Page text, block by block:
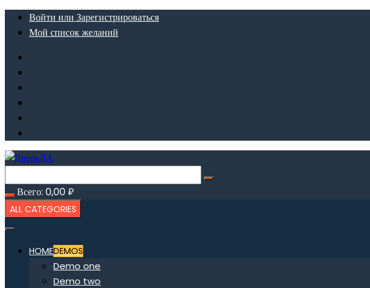
ПерейтиВойти или Зарегистрироваться
Мой список желаний
Всего: 0,00₽
ALL CATEGORIES
HOMEDEMOS
Demo one
Demo two